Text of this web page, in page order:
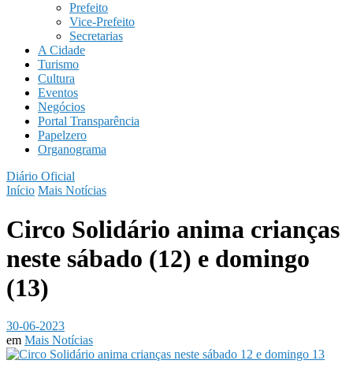
Prefeito
Vice-Prefeito
Secretarias
A Cidade
Turismo
Cultura
Eventos
Negócios
Portal Transparência
Papelzero
Organograma
Diário Oficial
Início Mais Notícias
Circo Solidário anima crianças
neste sábado (12) e domingo
(13)
30-06-2023
em Mais Notícias